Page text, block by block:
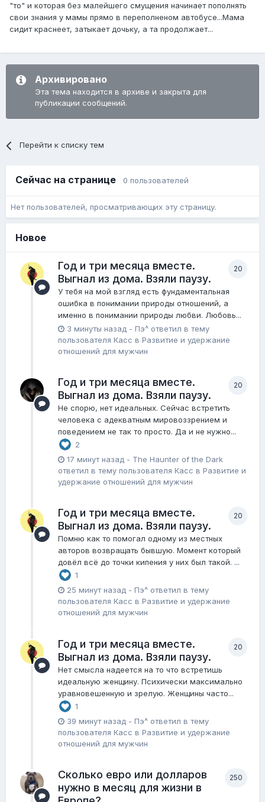
"то" и которая без малейшего смущения начинает пополнять
свои знания у мамы прямо в переполненом автобусе...Мама
сидит краснеет, затыкает дочьку, а та продолжает...
Архивировано
Эта тема находится в архиве и закрыта для
публикации сообщений.
Перейти к списку тем
Сейчас на странице 0 пользователей
Нет пользователей, просматривающих эту страницу.
Новое
20
Год и три месяца вместе.
Выгнал из дома. Взяли паузу.
У тебя на мой взгляд есть фундаментальная
ошибка в понимании природы отношений, а
именно в понимании природы любви. Любовь...
3 минуты назад - Пэ^ ответил в тему
пользователя Касс в Pазвитие и удержание
отношений для мужчин
20
Год и три месяца вместе.
Выгнал из дома. Взяли паузу.
Не спорю, нет идеальных. Сейчас встретить
человека с адекватным мировоззрением и
поведением не так то просто. Да и не нужно...
2
17 минут назад - The Haunter of the Dark
ответил в тему пользователя Касс в Pазвитие и
удержание отношений для мужчин
20
Год и три месяца вместе.
Выгнал из дома. Взяли паузу.
Помню как то помогал одному из местных
авторов возвращать бывшую. Момент который
довёл всё до точки кипения у них был такой. ...
1
25 минут назад - Пэ^ ответил в тему
пользователя Касс в Pазвитие и удержание
отношений для мужчин
20
Год и три месяца вместе.
Выгнал из дома. Взяли паузу.
Нет смысла надеется на то что встретишь
идеальную женщину. Психически максимально
уравновешенную и зрелую. Женщины часто...
1
39 минут назад - Пэ^ ответил в тему
пользователя Касс в Pазвитие и удержание
отношений для мужчин
250
Сколько евро или долларов
нужно в месяц для жизни в